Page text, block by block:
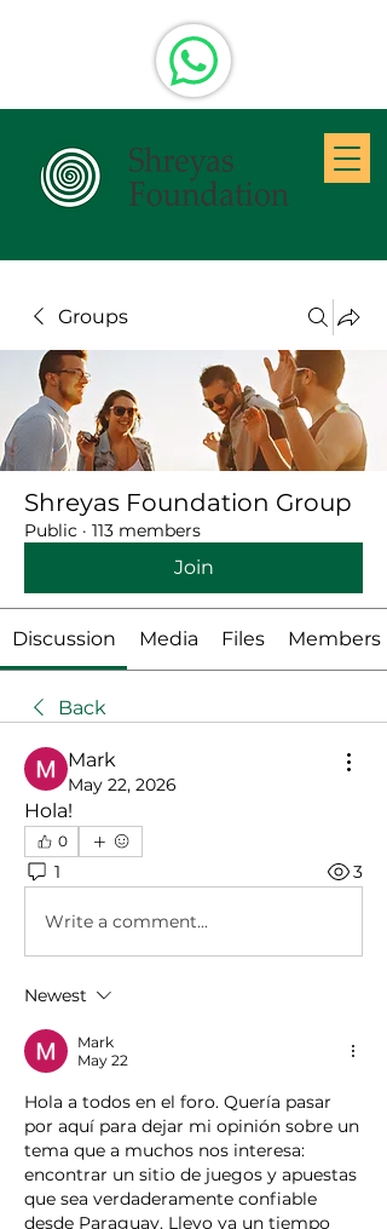
Groups
Shreyas Foundation Group
Public · 113 members
Join
Discussion Media Files Members
Back
Mark
May 22, 2026
Hola!
0
1 3
Write a comment...
Newest
Mark
May 22
Hola a todos en el foro. Quería pasar
por aquí para dejar mi opinión sobre un
tema que a muchos nos interesa:
encontrar un sitio de juegos y apuestas
que sea verdaderamente confiable
desde Paraguay. Llevo ya un tiempo